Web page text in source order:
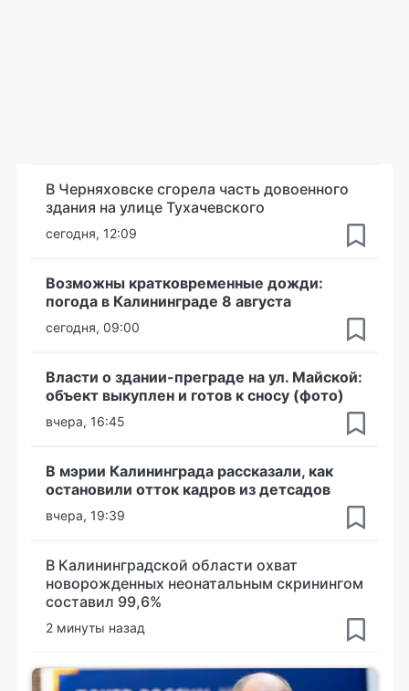
В Черняховске сгорела часть довоенного
здания на улице Тухачевского
сегодня, 12:09
Возможны кратковременные дожди:
погода в Калининграде 8 августа
сегодня, 09:00
Власти о здании-преграде на ул. Майской:
объект выкуплен и готов к сносу (фото)
вчера, 16:45
В мэрии Калининграда рассказали, как
остановили отток кадров из детсадов
вчера, 19:39
В Калининградской области охват
новорожденных неонатальным скринингом
составил 99,6%
2 минуты назад